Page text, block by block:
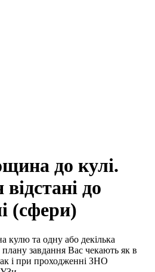
до кулі.
до
(сфери)
кулю та одну або декілька
завдання Вас чекають як в
і при проходженні ЗНО